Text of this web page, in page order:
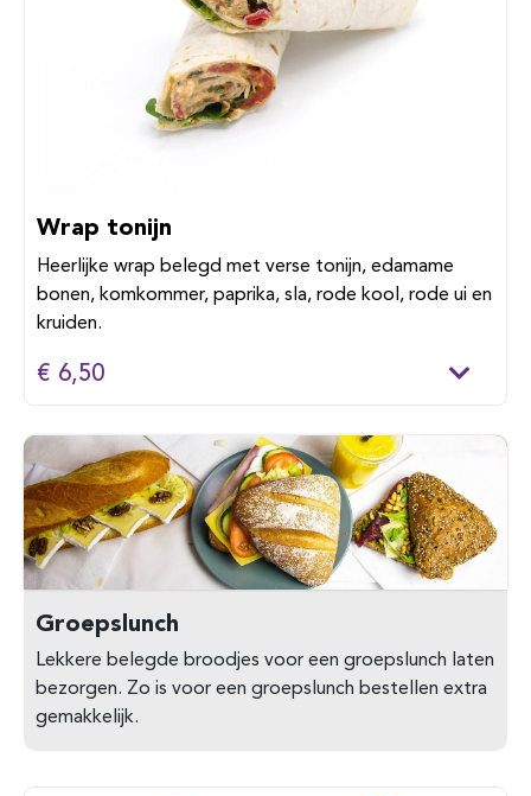
Wrap tonijn
Heerlijke wrap belegd met verse tonijn, edamame
bonen, komkommer, paprika, sla, rode kool, rode ui en
kruiden.
€ 6,50
Groepslunch
Lekkere belegde broodjes voor een groepslunch laten
bezorgen. Zo is voor een groepslunch bestellen extra
gemakkelijk.